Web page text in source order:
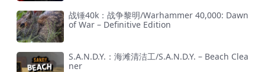
战锤40k：战争黎明/Warhammer 40,000: Dawn
of War – Definitive Edition
S.A.N.D.Y.：海滩清洁工/S.A.N.D.Y. – Beach Clea
ner